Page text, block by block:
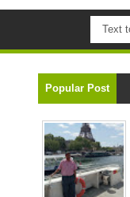
Popular Post